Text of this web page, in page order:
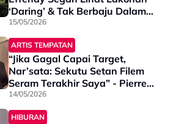
‘Daring’ & Tak Berbaju Dalam
Nar’sata: Sekutu Setan - “Mohon
Maaf Jika…”
15/05/2026
ARTIS TEMPATAN
“Jika Gagal Capai Target,
Nar’sata: Sekutu Setan Filem
Seram Terakhir Saya” - Pierre
Andre
14/05/2026
HIBURAN